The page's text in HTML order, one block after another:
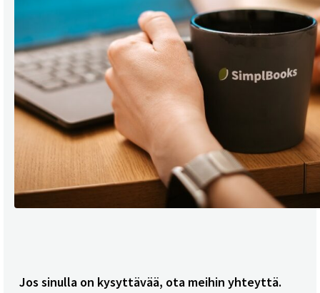
Jos sinulla on kysyttävää, ota meihin yhteyttä.